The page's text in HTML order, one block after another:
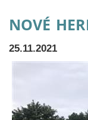
nové
25.11.2021